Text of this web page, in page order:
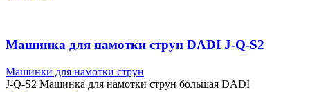
Машинка для намотки струн DADI J-Q-S2
Машинки для намотки струн
J-Q-S2 Машинка для намотки струн большая DADI